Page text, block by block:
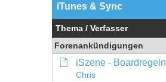
iTunes & Sync
Thema / Verfasser
Forenankündigungen
iSzene - Boardregeln
Chris